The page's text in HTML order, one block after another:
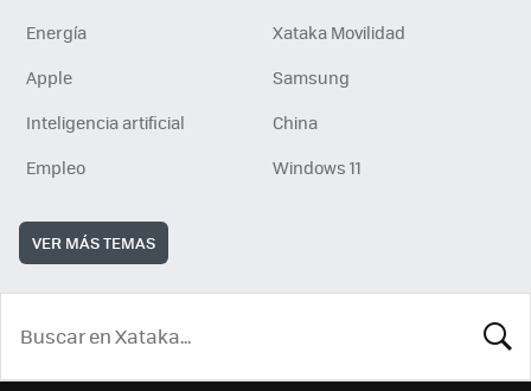
Energía
Xataka Movilidad
Apple
Samsung
Inteligencia artificial
China
Empleo
Windows 11
VER MÁS TEMAS